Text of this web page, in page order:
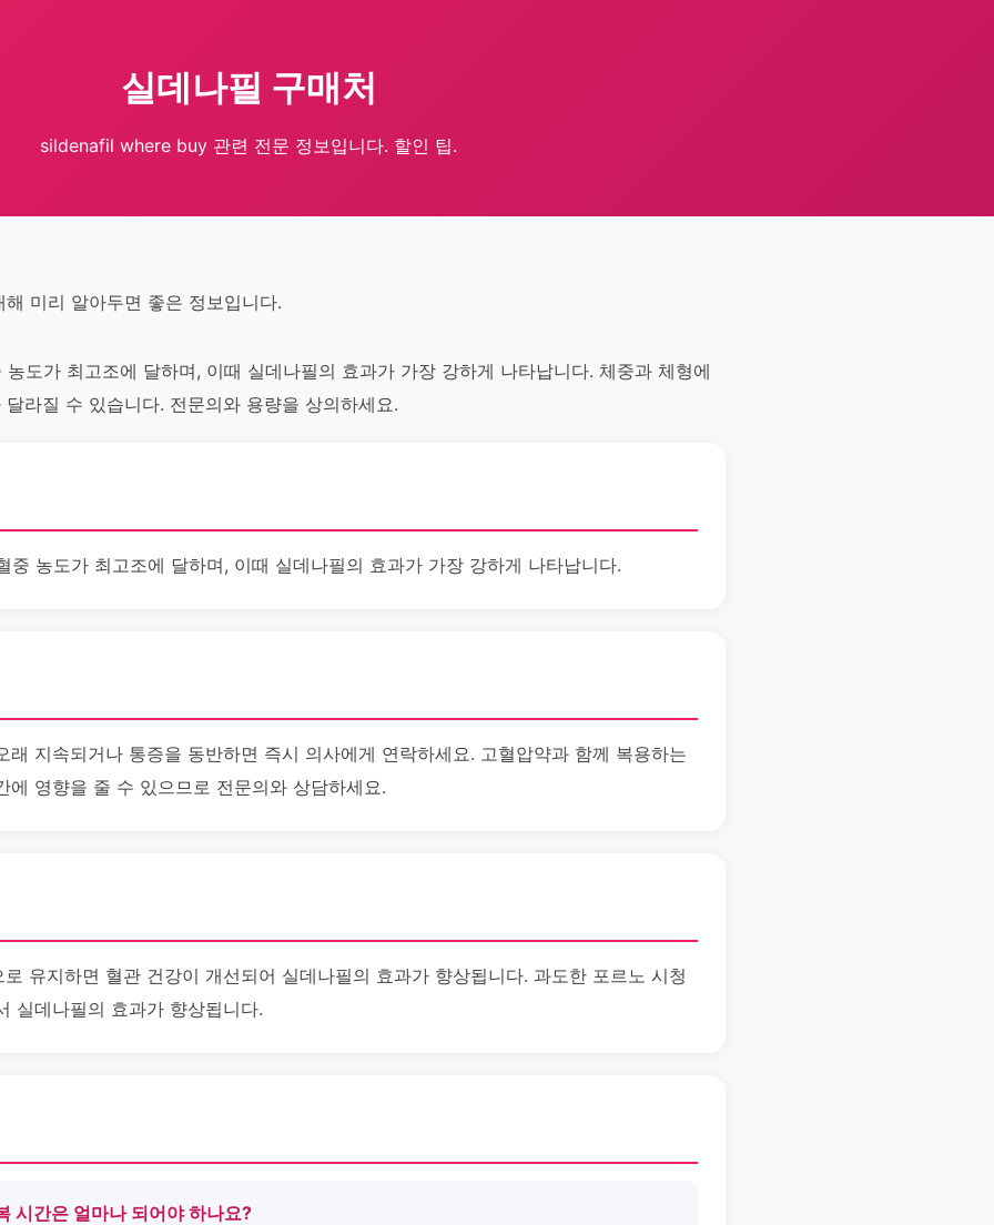
실데나필 구매처
sildenafil where buy 관련 전문 정보입니다. 할인 팁.
미리 알아두면 좋은 정보입니다.
도가 최고조에 달하며, 이때 실데나필의 효과가 가장 강하게 나타납니다. 체중과 체형에
라질 수 있습니다. 전문의와 용량을 상의하세요.
중 농도가 최고조에 달하며, 이때 실데나필의 효과가 가장 강하게 나타납니다.
래 지속되거나 통증을 동반하면 즉시 의사에게 연락하세요. 고혈압약과 함께 복용하는
에 영향을 줄 수 있으므로 전문의와 상담하세요.
유지하면 혈관 건강이 개선되어 실데나필의 효과가 향상됩니다. 과도한 포르노 시청
실데나필의 효과가 향상됩니다.
시간은 얼마나 되어야 하나요?